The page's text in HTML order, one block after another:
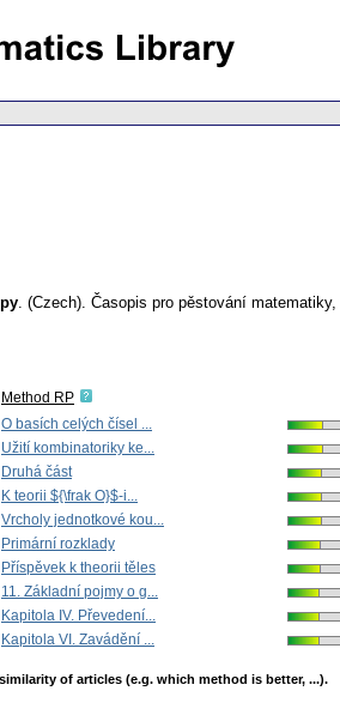
. (Czech). Časopis pro pěstování matematiky,
Method RP
O basích celých čísel ...
Užití kombinatoriky ke...
Druhá část
K teorii ${\frak O}$-i...
Vrcholy jednotkové kou...
Primární rozklady
Příspěvek k theorii těles
11. Základní pojmy o g...
Kapitola IV. Převedení...
Kapitola VI. Zavádění ...
of articles (e.g. which method is better, ...).